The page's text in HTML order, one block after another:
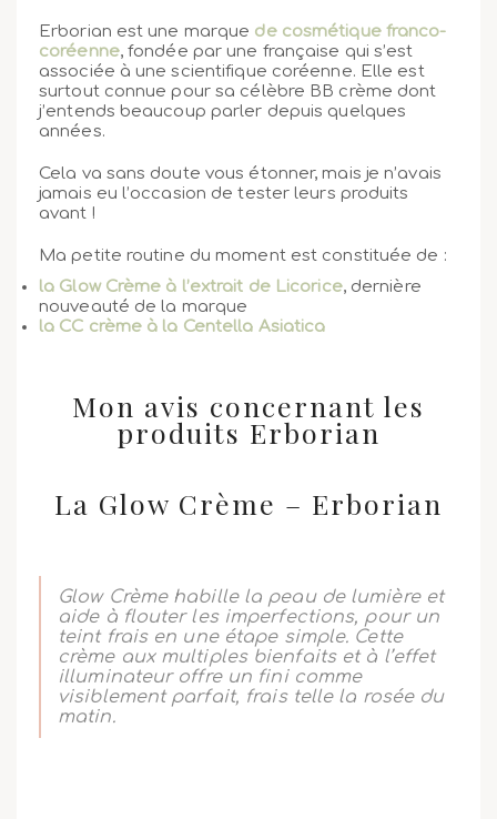
Erborian est une marque de cosmétique franco-
coréenne, fondée par une française qui s’est
associée à une scientifique coréenne. Elle est
surtout connue pour sa célèbre BB crème dont
j’entends beaucoup parler depuis quelques
années.
Cela va sans doute vous étonner, mais je n’avais
jamais eu l’occasion de tester leurs produits
avant !
Ma petite routine du moment est constituée de :
la Glow Crème à l’extrait de Licorice, dernière
nouveauté de la marque
la CC crème à la Centella Asiatica
Mon avis concernant les
produits Erborian
La Glow Crème – Erborian
Glow Crème habille la peau de lumière et
aide à flouter les imperfections, pour un
teint frais en une étape simple. Cette
crème aux multiples bienfaits et à l’effet
illuminateur offre un fini comme
visiblement parfait, frais telle la rosée du
matin.